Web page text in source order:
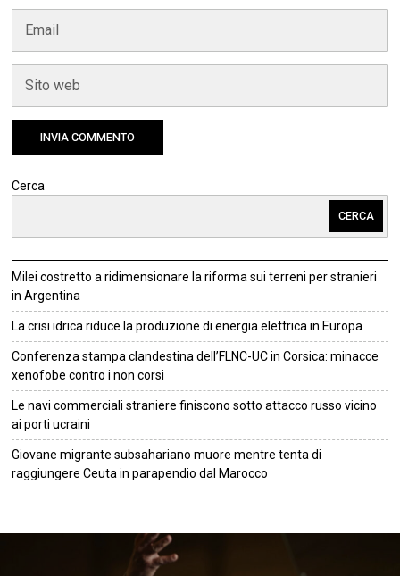
Cerca
CERCA
Milei costretto a ridimensionare la riforma sui terreni per stranieri
in Argentina
La crisi idrica riduce la produzione di energia elettrica in Europa
Conferenza stampa clandestina dell’FLNC-UC in Corsica: minacce
xenofobe contro i non corsi
Le navi commerciali straniere finiscono sotto attacco russo vicino
ai porti ucraini
Giovane migrante subsahariano muore mentre tenta di
raggiungere Ceuta in parapendio dal Marocco